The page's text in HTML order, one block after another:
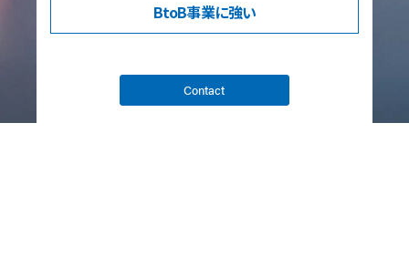
BtoB事業に強い
Contact